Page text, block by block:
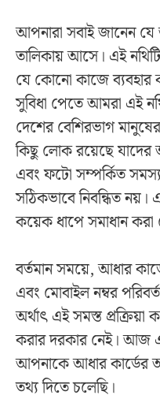
আপনারা সবাই জানেন যে
তালিকায় আসে। এই
যে কোনো কাজে ব্যবহার
সুবিধা পেতে আমরা এই
দেশের বেশিরভাগ
কিছু লোক রয়েছে যাদের
এবং ফটো সম্পর্কিত
সঠিকভাবে নিবন্ধিত
কয়েক ধাপে সমাধান করা
বর্তমান সময়ে, আধার
এবং মোবাইল নম্বর
অর্থাৎ এই সমস্ত
করার দরকার নেই। আজ
আপনাকে আধার কার্ডের
তথ্য দিতে চলেছি।